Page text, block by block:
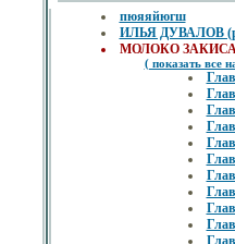
пюяяйюгш
ИЛЬЯ ДУВАЛОВ
МОЛОКО
( показать все